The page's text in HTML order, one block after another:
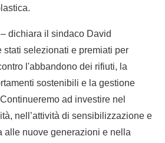
dichiara il sindaco David
stati selezionati e premiati per
l'abbandono dei rifiuti, la
sostenibili e la gestione
ad investire nel
nell’attività di sensibilizzazione e
alle nuove generazioni e nella